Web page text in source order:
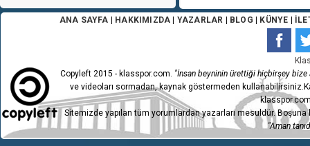
ANA SAYFA HAKKIMIZDA YAZARLAR BLOG KÜNYE
Copyleft 2015 - klasspor.com. "İnsan beyninin ürettiği hiçbirşey bize
ve videoları sormadan, kaynak göstermeden
Sitemizde yapılan tüm yorumlardan yazarları mesuldür.
"Aman